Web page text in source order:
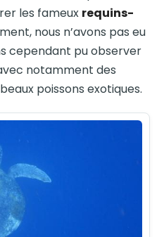
les fameux requins-
nous n’avons pas eu
cependant pu observer
notamment des
poissons exotiques.